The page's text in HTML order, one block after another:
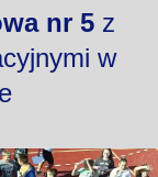
nr 5z
w